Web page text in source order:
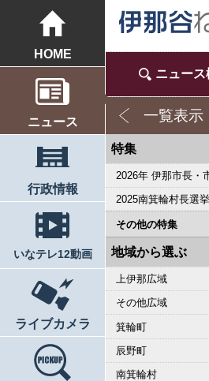
HOME
ニュース
行政情報
いなテレ12動画
ライブカメラ
ニュース
一覧表示
特集
2026年 伊那市長・
2025南箕輪村長選挙
その他の特集
2023県議会議員選挙
2023箕輪町議選・南
2022箕輪町長選挙
2022伊那市長選挙
2021南箕輪村長選
2019箕輪町議選・南
2019県議会議員選挙
2018伊那市長選・市
桜シリーズ2018
桜シリーズ2017
2015県議会議員選挙
2014箕輪町長選挙
東日本大震災から
2014伊那市長選・市
南アルプス国立公
桜シリーズ2014
カメラリポート
東日本大震災から
上伊那 医師不足問題
新ごみ中間処理施設
伊那市長・市議選
朝の学舎
記者室
伊那谷1年365人
輝く経営者～その後
花ロマン
伝承 上伊那の50年
伝承 上伊那経済の
シリーズ 上伊那経
人・森・農… 新し
駒ヶ根市長選挙
2007年 県議会議員
権兵衛トンネル開通
豪雨被害
南大東島―伊那
新伊那市誕生へ
伊那谷 耐震強度偽装
2005年衆院選
その他
地域から選ぶ
上伊那広域
その他広域
箕輪町
辰野町
南箕輪村